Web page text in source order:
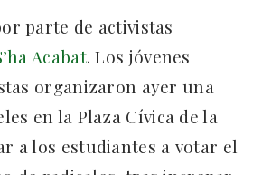
parte de activistas
Acabat. Los jóvenes
organizaron ayer una
en la Plaza Cívica de la
a los estudiantes a votar el